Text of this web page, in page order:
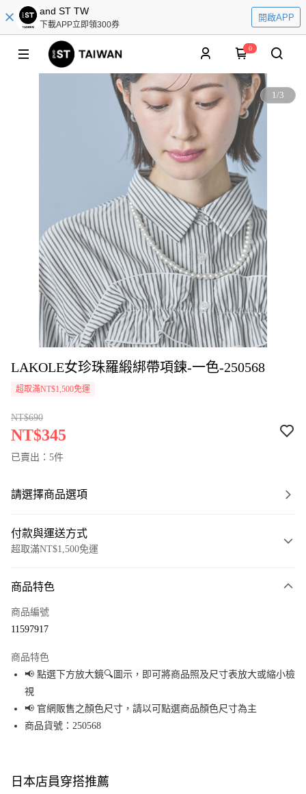
and ST TW
下載APP立即領300券
開啟APP
0
1/3
LAKOLE女珍珠羅緞綁帶項鍊-一色-250568
超取滿NT$1,500免運
NT$690
NT$345
已賣出：5件
請選擇商品選項
付款與運送方式
超取滿NT$1,500免運
信用卡一次付款
Apple Pay
街口支付
悠遊付
全盈+PAY
商品特色
商品編號
11597917
商品特色
📢 點選下方放大鏡🔍圖示，即可將商品照及尺寸表放大或縮小檢
視
📢 官網販售之顏色尺寸，請以可點選商品顏色尺寸為主
商品貨號：250568
日本店員穿搭推薦